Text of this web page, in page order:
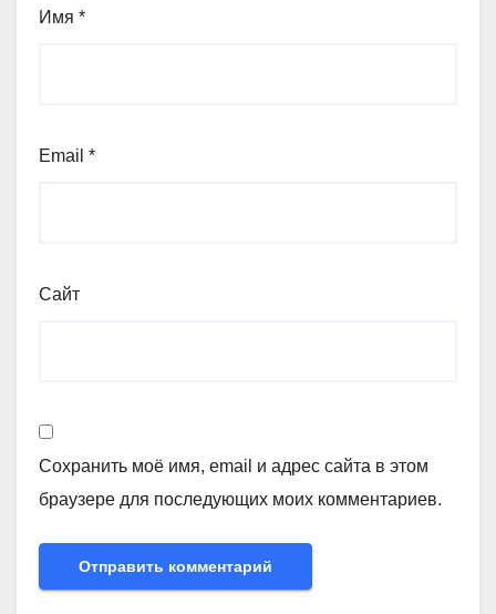
Имя *
Email *
Сайт
Сохранить моё имя, email и адрес сайта в этом
браузере для последующих моих комментариев.